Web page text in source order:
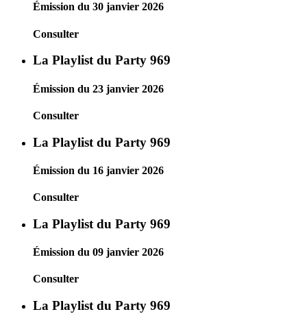
Émission du 30 janvier 2026
Consulter
La Playlist du Party 969
Émission du 23 janvier 2026
Consulter
La Playlist du Party 969
Émission du 16 janvier 2026
Consulter
La Playlist du Party 969
Émission du 09 janvier 2026
Consulter
La Playlist du Party 969